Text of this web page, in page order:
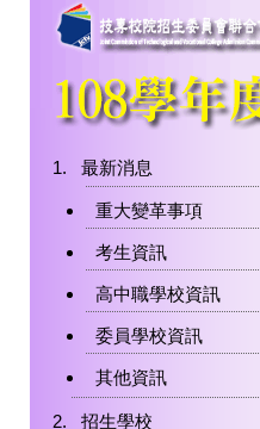
最新消息
重大變革事項
考生資訊
高中職學校資訊
委員學校資訊
其他資訊
招生學校